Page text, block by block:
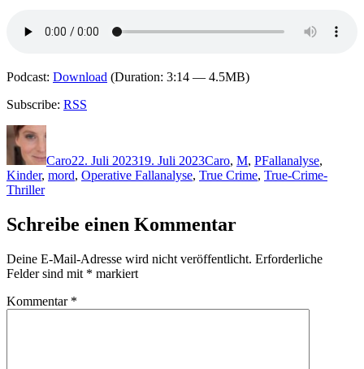
Podcast: Download (Duration: 3:14 — 4.5MB)
Subscribe: RSS
Autor
Caro22. Juli 202319. Juli 2023Caro, M, PFallanalyse,
Kinder, mord, Operative Fallanalyse, True Crime, True-Crime-
Thriller
Schreibe einen Kommentar
Deine E-Mail-Adresse wird nicht veröffentlicht. Erforderliche
Felder sind mit * markiert
Kommentar *